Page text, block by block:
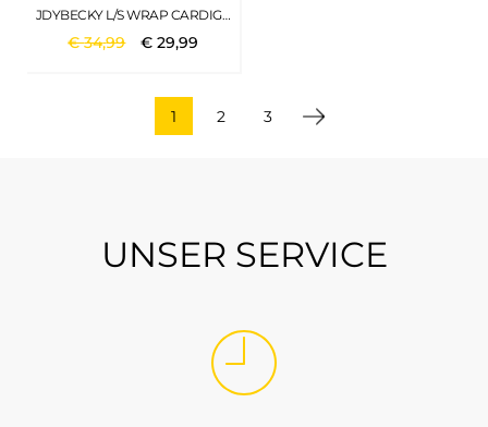
JDYBECKY L/S WRAP CARDIGAN KNT BISON
€34,99 €29,99
1 2 3
UNSER SERVICE